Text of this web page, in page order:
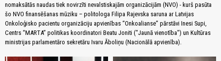
nomaksātās naudas tiek novirzīti nevalstiskajām organizācijām (NVO) - kurš pasūta
šo NVO finansēšanas mūziku – politologa Filipa Rajevska saruna ar Latvijas
Onkoloģisko pacientu organizāciju apvienības “Onkoalianse” pārstāvi Inesi Supi,
Centrs “MARTA” politikas koordinatori Beatu Joniti ("Jaunā vienotība") un Kultūras
ministrijas parlamentāro sekretāru Ivaru Āboliņu (Nacionālā apvienība).